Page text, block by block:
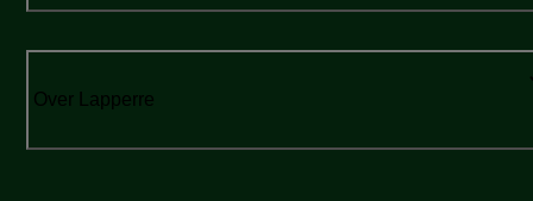
Over Lapperre